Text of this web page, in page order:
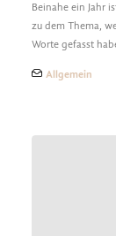
Beinahe ein Jahr
zu dem Thema,
Worte gefasst
Allgemein